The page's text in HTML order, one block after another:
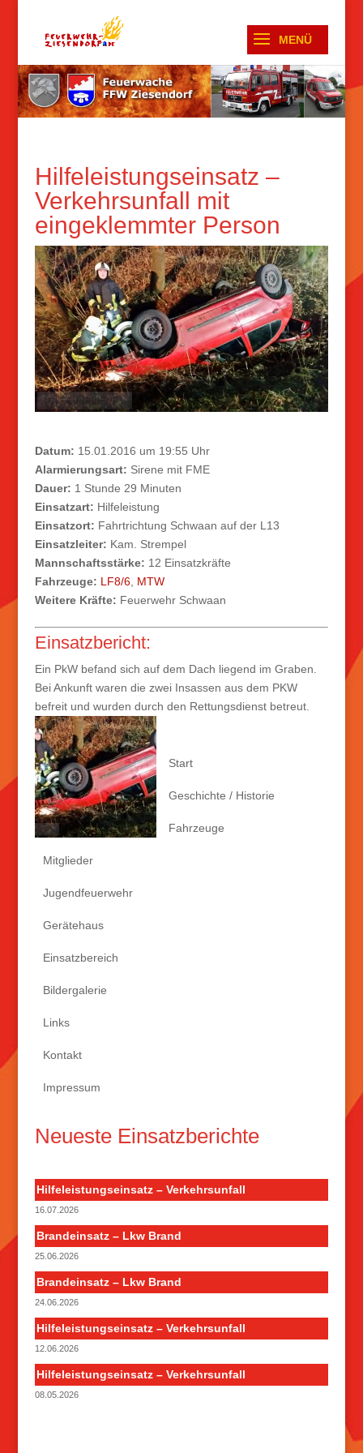
Hilfeleistungseinsatz –
Verkehrsunfall mit
eingeklemmter Person
Datum: 15.01.2016 um 19:55 Uhr
Alarmierungsart: Sirene mit FME
Dauer: 1 Stunde 29 Minuten
Einsatzart: Hilfeleistung
Einsatzort: Fahrtrichtung Schwaan auf der L13
Einsatzleiter: Kam. Strempel
Mannschaftsstärke: 12 Einsatzkräfte
Fahrzeuge: LF8/6, MTW
Weitere Kräfte: Feuerwehr Schwaan
Einsatzbericht:
Ein PkW befand sich auf dem Dach liegend im Graben.
Bei Ankunft waren die zwei Insassen aus dem PKW
befreit und wurden durch den Rettungsdienst betreut.
Start
Geschichte / Historie
Fahrzeuge
Mitglieder
Jugendfeuerwehr
Gerätehaus
Einsatzbereich
Bildergalerie
Links
Kontakt
Impressum
Neueste Einsatzberichte
Hilfeleistungseinsatz – Verkehrsunfall
16.07.2026
Brandeinsatz – Lkw Brand
25.06.2026
Brandeinsatz – Lkw Brand
24.06.2026
Hilfeleistungseinsatz – Verkehrsunfall
12.06.2026
Hilfeleistungseinsatz – Verkehrsunfall
08.05.2026